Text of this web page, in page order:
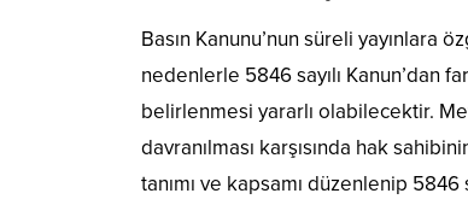
Basın Kanunu’nun süreli yayınlara
nedenlerle 5846 sayılı Kanun’dan
belirlenmesi yararlı olabilecektir.
davranılması karşısında hak
tanımı ve kapsamı düzenlenip 5846